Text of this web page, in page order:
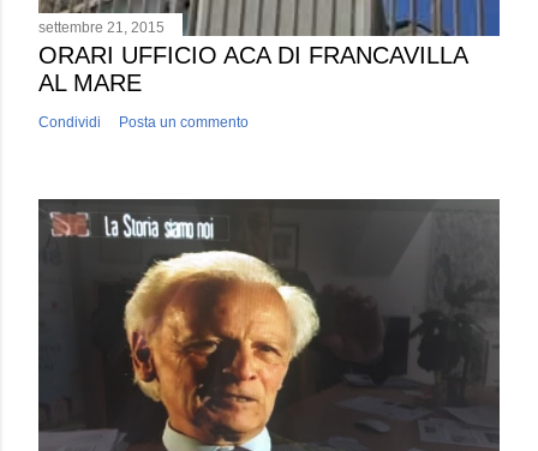
settembre 21, 2015
ORARI UFFICIO ACA DI FRANCAVILLA
AL MARE
Condividi Posta un commento